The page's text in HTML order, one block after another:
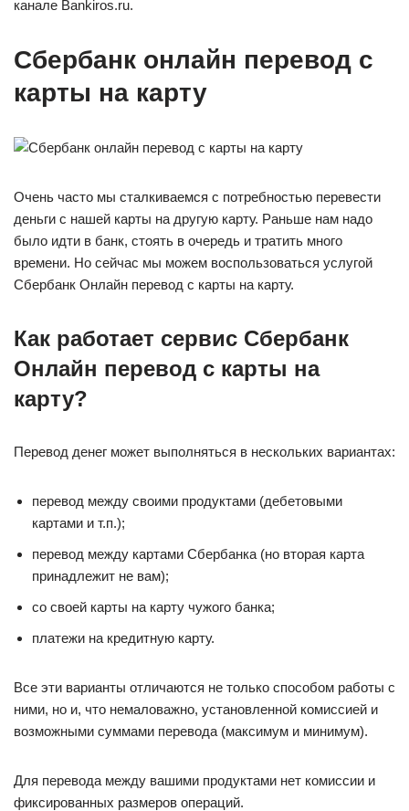
канале Bankiros.ru.
Сбербанк онлайн перевод с
карты на карту
Очень часто мы сталкиваемся с потребностью перевести
деньги с нашей карты на другую карту. Раньше нам надо
было идти в банк, стоять в очередь и тратить много
времени. Но сейчас мы можем воспользоваться услугой
Сбербанк Онлайн перевод с карты на карту.
Как работает сервис Сбербанк
Онлайн перевод с карты на
карту?
Перевод денег может выполняться в нескольких вариантах:
перевод между своими продуктами (дебетовыми
картами и т.п.);
перевод между картами Сбербанка (но вторая карта
принадлежит не вам);
со своей карты на карту чужого банка;
платежи на кредитную карту.
Все эти варианты отличаются не только способом работы с
ними, но и, что немаловажно, установленной комиссией и
возможными суммами перевода (максимум и минимум).
Для перевода между вашими продуктами нет комиссии и
фиксированных размеров операций.